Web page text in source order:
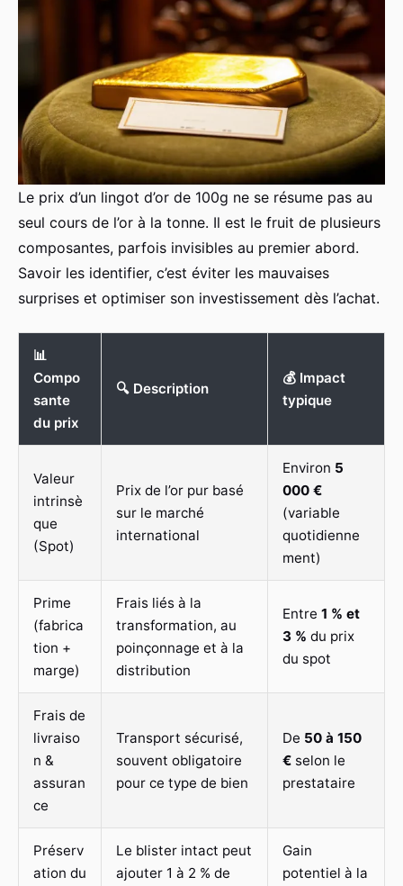
Le prix d’un lingot d’or de 100g ne se résume pas au
seul cours de l’or à la tonne. Il est le fruit de plusieurs
composantes, parfois invisibles au premier abord.
Savoir les identifier, c’est éviter les mauvaises
surprises et optimiser son investissement dès l’achat.
📊
Compo
sante
du prix
🔍 Description
💰 Impact
typique
Valeur
intrinsè
que
(Spot)
Prix de l’or pur basé
sur le marché
international
Environ 5
000 €
(variable
quotidienne
ment)
Prime
(fabrica
tion +
marge)
Frais liés à la
transformation, au
poinçonnage et à la
distribution
Entre 1 % et
3 % du prix
du spot
Frais de
livraiso
n &
assuran
ce
Transport sécurisé,
souvent obligatoire
pour ce type de bien
De 50 à 150
€ selon le
prestataire
Préserv
ation du
Le blister intact peut
ajouter 1 à 2 % de
Gain
potentiel à la